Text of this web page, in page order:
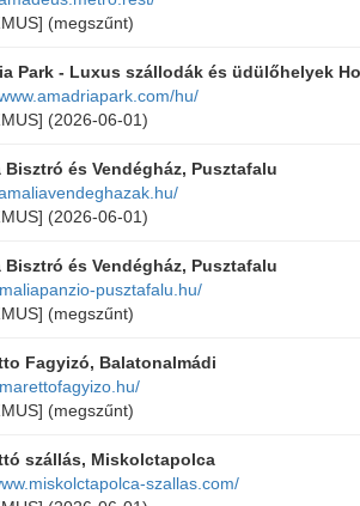
(megszűnt)
Park - Luxus szállodák és üdülőhelyek
hu/
(2026-06-01)
Bisztró és Vendégház, Pusztafalu
(2026-06-01)
Bisztró és Vendégház, Pusztafalu
pusztafalu.hu/
(megszűnt)
Fagyizó, Balatonalmádi
(megszűnt)
szállás, Miskolctapolca
szallas.com/